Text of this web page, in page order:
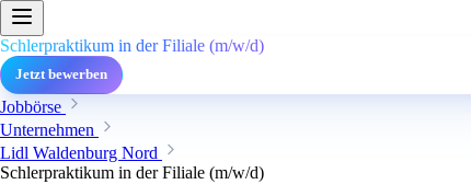
Schlerpraktikum in der Filiale (m/w/d)
Jetzt bewerben
Jobbörse
Unternehmen
Lidl Waldenburg Nord
Schlerpraktikum in der Filiale (m/w/d)